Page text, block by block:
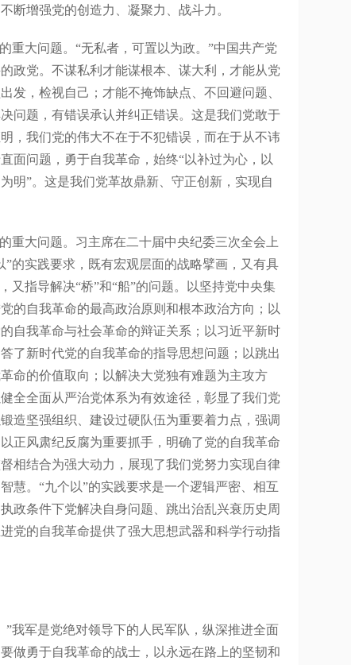
断增强党的创造力、凝聚力、战斗力。
大问题。“无私者，可置以为政。”中国共产党
政党。不谋私利才能谋根本、谋大利，才能从党
发，检视自己；才能不掩饰缺点、不回避问题、
问题，有错误承认并纠正错误。这是我们党敢于
，我们党的伟大不在于不犯错误，而在于从不讳
面问题，勇于自我革命，始终“以补过为心，以
明”。这是我们党革故鼎新、守正创新，实现自
大问题。习主席在二十届中央纪委三次全会上
的实践要求，既有宏观层面的战略擘画，又有具
又指导解决“桥”和“船”的问题。以坚持党中央集
的自我革命的最高政治原则和根本政治方向；以
自我革命与社会革命的辩证关系；以习近平新时
了新时代党的自我革命的指导思想问题；以跳出
命的价值取向；以解决大党独有难题为主攻方
全全面从严治党体系为有效途径，彰显了我们党
造坚强组织、建设过硬队伍为重要着力点，强调
正风肃纪反腐为重要抓手，明确了党的自我革命
相结合为强大动力，展现了我们党努力实现自律
慧。“九个以”的实践要求是一个逻辑严密、相互
政条件下党解决自身问题、跳出治乱兴衰历史周
党的自我革命提供了强大思想武器和科学行动指
军是党绝对领导下的人民军队，纵深推进全面
做勇于自我革命的战士，以永远在路上的坚韧和